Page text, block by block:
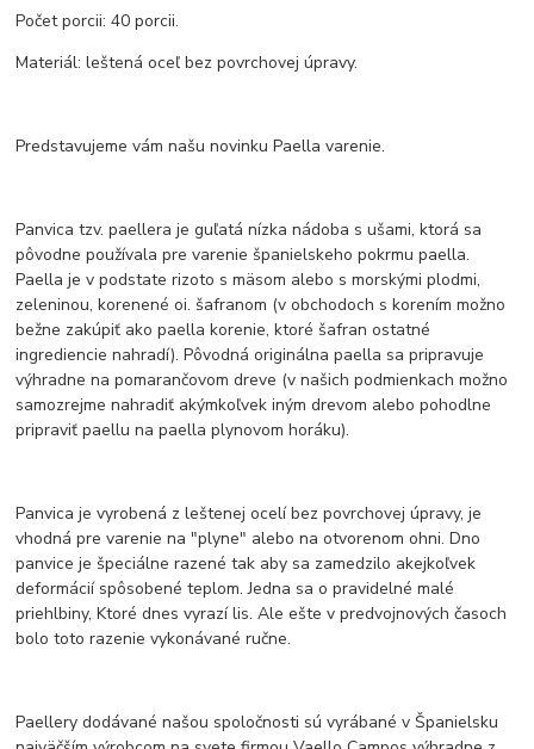
Počet porcii: 40 porcii.
Materiál: leštená oceľ bez povrchovej úpravy.
Predstavujeme vám našu novinku Paella varenie.
Panvica tzv. paellera je guľatá nízka nádoba s ušami, ktorá sa
pôvodne používala pre varenie španielskeho pokrmu paella.
Paella je v podstate rizoto s mäsom alebo s morskými plodmi,
zeleninou, korenené oi. šafranom (v obchodoch s korením možno
bežne zakúpiť ako paella korenie, ktoré šafran ostatné
ingrediencie nahradí). Pôvodná originálna paella sa pripravuje
výhradne na pomarančovom dreve (v našich podmienkach možno
samozrejme nahradiť akýmkoľvek iným drevom alebo pohodlne
pripraviť paellu na paella plynovom horáku).
Panvica je vyrobená z leštenej ocelí bez povrchovej úpravy, je
vhodná pre varenie na "plyne" alebo na otvorenom ohni. Dno
panvice je špeciálne razené tak aby sa zamedzilo akejkoľvek
deformácií spôsobené teplom. Jedna sa o pravidelné malé
priehlbiny, Ktoré dnes vyrazí lis. Ale ešte v predvojnových časoch
bolo toto razenie vykonávané ručne.
Paellery dodávané našou spoločnosti sú vyrábané v Španielsku